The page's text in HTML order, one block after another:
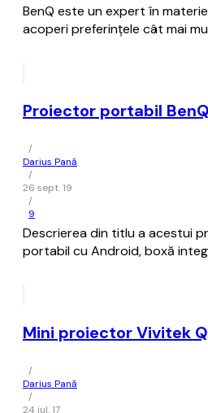
BenQ este un expert în
acoperi preferințele cât mai
Proiector portabil
/
Darius Pană
/
26 sept. 19
/
9
Descrierea din titlu a acestui
portabil cu Android, boxă
Mini proiector Vivitek
/
Darius Pană
/
24 iul. 17